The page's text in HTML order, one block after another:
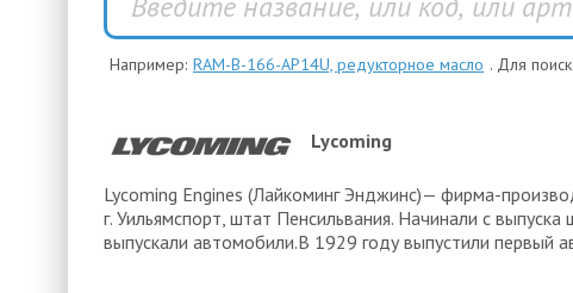
Например: RAM-B-166-AP14U, редукторное масло . Для
Lycoming
Lycoming Engines (Лайкоминг Энджинс)— фирма-
г. Уильямспорт, штат Пенсильвания. Начинали с
выпускали автомобили.В 1929 году выпустили первый